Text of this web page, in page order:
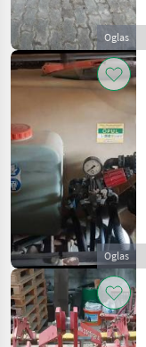
Oglas
Oglas